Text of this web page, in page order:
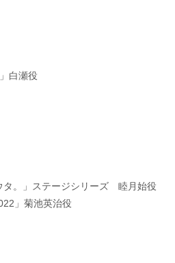
白瀬役
タ。」ステージシリーズ 睦月始役
」菊池英治役